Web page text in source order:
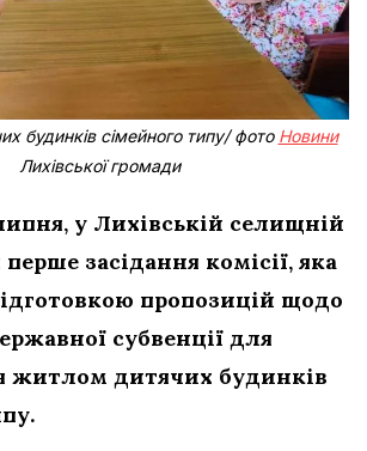
будинків сімейного типу/ фото Новини
Лихівської громади
у Лихівській селищній
засідання комісії, яка
пропозицій щодо
субвенції для
житлом дитячих будинків